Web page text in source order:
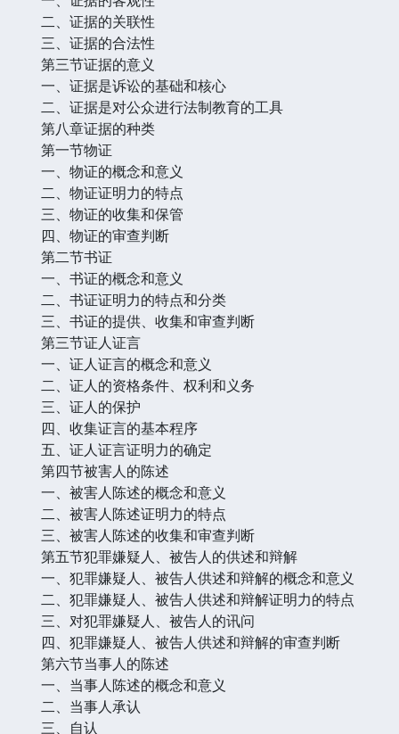
二、证据的关联性
三、证据的合法性
第三节证据的意义
一、证据是诉讼的基础和核心
二、证据是对公众进行法制教育的工具
第八章证据的种类
第一节物证
一、物证的概念和意义
二、物证证明力的特点
三、物证的收集和保管
四、物证的审查判断
第二节书证
一、书证的概念和意义
二、书证证明力的特点和分类
三、书证的提供、收集和审查判断
第三节证人证言
一、证人证言的概念和意义
二、证人的资格条件、权利和义务
三、证人的保护
四、收集证言的基本程序
五、证人证言证明力的确定
第四节被害人的陈述
一、被害人陈述的概念和意义
二、被害人陈述证明力的特点
三、被害人陈述的收集和审查判断
第五节犯罪嫌疑人、被告人的供述和辩解
一、犯罪嫌疑人、被告人供述和辩解的概念和意义
二、犯罪嫌疑人、被告人供述和辩解证明力的特点
三、对犯罪嫌疑人、被告人的讯问
四、犯罪嫌疑人、被告人供述和辩解的审查判断
第六节当事人的陈述
一、当事人陈述的概念和意义
二、当事人承认
三、自认